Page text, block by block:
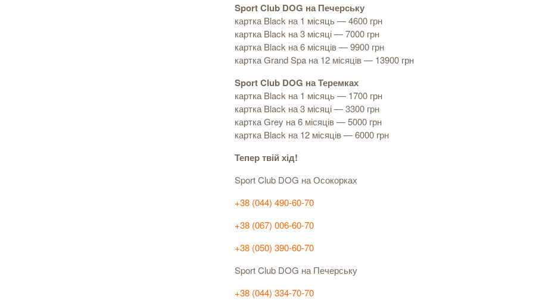
Sport Club DOG на Печерську
картка Black на 1 місяць — 4600 грн
картка Black на 3 місяці — 7000 грн
картка Black на 6 місяців — 9900 грн
картка Grand Spa на 12 місяців — 13900 грн
Sport Club DOG на Теремках
картка Black на 1 місяць — 1700 грн
картка Black на 3 місяці — 3300 грн
картка Grey на 6 місяців — 5000 грн
картка Black на 12 місяців — 6000 грн
Тепер твій хід!
Sport Club DOG на Осокорках
+38 (044) 490-60-70
+38 (067) 006-60-70
+38 (050) 390-60-70
Sport Club DOG на Печерську
+38 (044) 334-70-70